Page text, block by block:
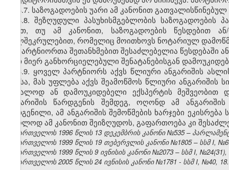
3.7. საზოგადოების უარი ამ კანონით
3.8. შეზღუდული პასუხისმგებლობის საზოგადოების
აქვთ, თუ ამ კანონით, საზოგადოების წესდებით
ხელშეკრულებით, რომელიც მოითხოვს ნოტარიულ
პარტნიორთა შეთანხმებით შესაძლებელია
მათ მიერ განხორციელებული შენატანებისგან
3.9. ყოველ პარტნიორს აქვს წლიური ანგარიშის
ამისა, მას უფლება აქვს შეამოწმოს წლიური
უშუალოდ ან დამოუკიდებელი ექსპერტის
ანგარიშის წარდგენის შემდეგ, ოღონდ ამ
შედგენილი, ამ ანგარიშის შემოწმების ხარჯები
მხოლოდ ამ კანონით შეიზღუდოს, გაფართოება კი
საქართველოს 1996 წლის 13 დეკემბრის კანონი №535 –
საქართველოს 1999 წლის 19 თებერვლის კანონი №1805 – სსმ I,
საქართველოს 1999 წლის 9 ივნისის კანონი №2073 – სსმ I, №24(31),
საქართველოს 2005 წლის 24 ივნისის კანონი №1781 - სსმ I, №40,